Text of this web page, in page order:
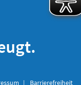
Barrierefreiheit